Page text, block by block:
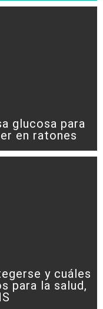
glucosa para
en ratones
y cuáles
para la salud,